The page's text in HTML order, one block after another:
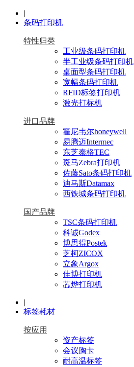
|
条码打印机
特性归类
工业级条码打印机
半工业级条码打印机
桌面型条码打印机
宽幅条码打印机
RFID标签打印机
激光打标机
进口品牌
霍尼韦尔honeywell
易腾迈Intermec
东芝泰格TEC
斑马Zebra打印机
佐藤Sato条码打印机
迪马斯Datamax
西铁城条码打印机
国产品牌
TSC条码打印机
科诚Godex
博思得Postek
芝柯ZICOX
立象Argox
佳博打印机
芯烨打印机
|
标签耗材
按应用
资产标签
会议胸卡
耐高温标签